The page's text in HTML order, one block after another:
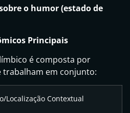
o humor (estado de
Principais
é composta por
trabalham em conjunto:
Localização Contextual